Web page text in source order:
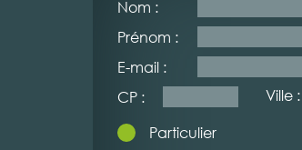
Nom :
Prénom :
E-mail :
CP :
Ville :
Particulier